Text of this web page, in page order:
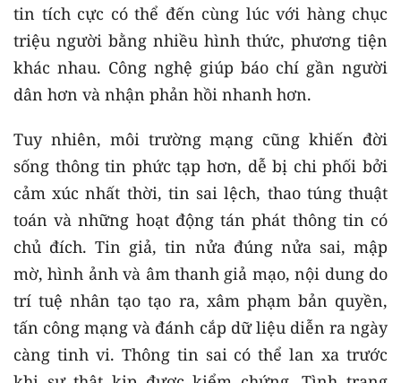
tin tích cực có thể đến cùng lúc với hàng chục
triệu người bằng nhiều hình thức, phương tiện
khác nhau. Công nghệ giúp báo chí gần người
dân hơn và nhận phản hồi nhanh hơn.
Tuy nhiên, môi trường mạng cũng khiến đời
sống thông tin phức tạp hơn, dễ bị chi phối bởi
cảm xúc nhất thời, tin sai lệch, thao túng thuật
toán và những hoạt động tán phát thông tin có
chủ đích. Tin giả, tin nửa đúng nửa sai, mập
mờ, hình ảnh và âm thanh giả mạo, nội dung do
trí tuệ nhân tạo tạo ra, xâm phạm bản quyền,
tấn công mạng và đánh cắp dữ liệu diễn ra ngày
càng tinh vi. Thông tin sai có thể lan xa trước